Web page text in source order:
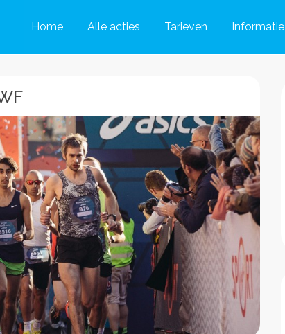
Home Alle acties Tarieven Informatie